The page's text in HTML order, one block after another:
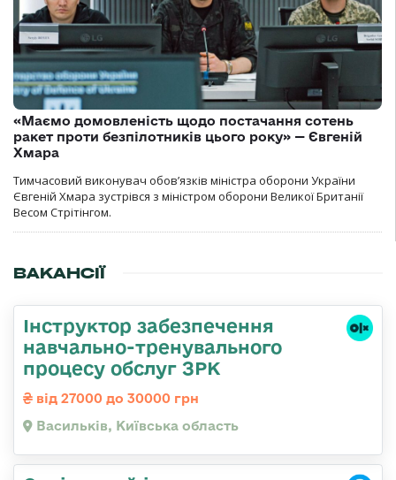
«Маємо домовленість щодо постачання сотень
ракет проти безпілотників цього року» — Євгеній
Хмара
Тимчасовий виконувач обов’язків міністра оборони України
Євгеній Хмара зустрівся з міністром оборони Великої Британії
Весом Стрітінгом.
ВАКАНСІЇ
Інструктор забезпечення
навчально-тренувального
процесу обслуг ЗРК
від 27000 до 30000 грн
Васильків, Київська область